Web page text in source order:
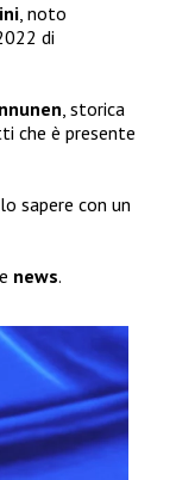
, noto
di
, storica
che è presente
sapere con un
news.